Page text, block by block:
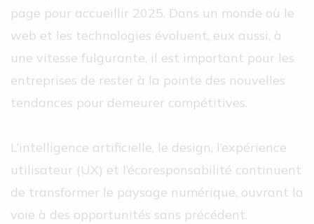
page pour accueillir 2025. Dans un monde où le
web et les technologies évoluent, eux aussi, à
une vitesse fulgurante, il est important pour les
entreprises de rester à la pointe des nouvelles
tendances pour demeurer compétitives.
L’intelligence artificielle, le design, l’expérience
utilisateur (UX) et l’écoresponsabilité continuent
de transformer le paysage numérique, ouvrant la
voie à des opportunités sans précédent.